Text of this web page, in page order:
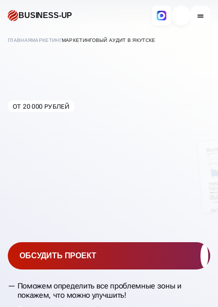
BUSINESS-UP
ГЛАВНАЯМАРКЕТИНГМАРКЕТИНГОВЫЙ АУДИТ В ЯКУТСКЕ
МАРКЕТИНГОВЫЙ АУДИТ
ОТ 20 000 РУБЛЕЙ
Поможем определить все проблемные зоны и
покажем, что можно улучшить!
ОБСУДИТЬ ПРОЕКТ